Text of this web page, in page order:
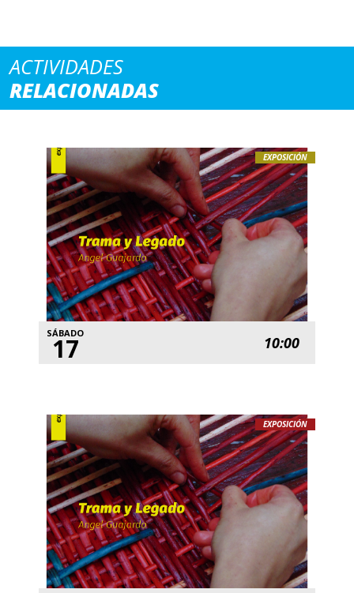
ACTIVIDADES
RELACIONADAS
EXPOSICIÓN
SÁBADO
17 10:00
EXPOSICIÓN